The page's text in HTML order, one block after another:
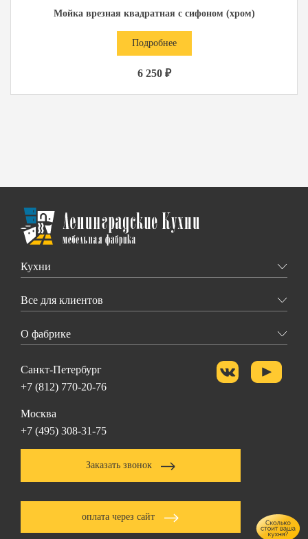
Мойка врезная квадратная с сифоном (хром)
Подробнее
6 250 ₽
Кухни
Все для клиентов
О фабрике
Санкт-Петербург
+7 (812) 770-20-76
Москва
+7 (495) 308-31-75
Заказать звонок
оплата через сайт